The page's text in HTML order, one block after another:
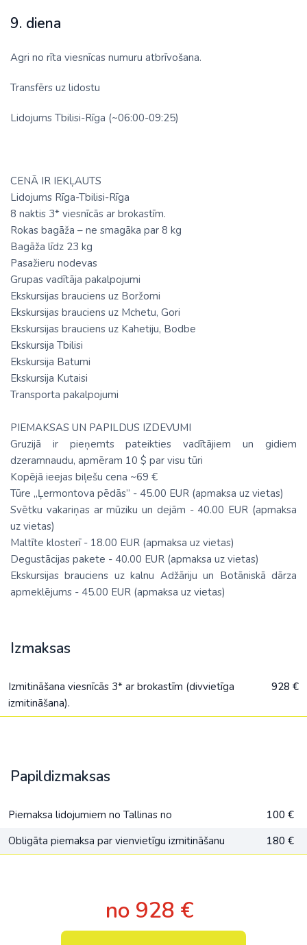
9. diena
Agri no rīta viesnīcas numuru atbrīvošana.
Transfērs uz lidostu
Lidojums Tbilisi-Rīga (~06:00-09:25)
CENĀ IR IEKĻAUTS
Lidojums Rīga-Tbilisi-Rīga
8 naktis 3* viesnīcās ar brokastīm.
Rokas bagāža – ne smagāka par 8 kg
Bagāža līdz 23 kg
Pasažieru nodevas
Grupas vadītāja pakalpojumi
Ekskursijas brauciens uz Boržomi
Ekskursijas brauciens uz Mchetu, Gori
Ekskursijas brauciens uz Kahetiju, Bodbe
Ekskursija Tbilisi
Ekskursija Batumi
Ekskursija Kutaisi
Transporta pakalpojumi
PIEMAKSAS UN PAPILDUS IZDEVUMI
Gruzijā ir pieņemts pateikties vadītājiem un gidiem
dzeramnaudu, apmēram 10 $ par visu tūri
Kopējā ieejas biļešu cena ~69 €
Tūre „Ļermontova pēdās” - 45.00 EUR (apmaksa uz vietas)
Svētku vakariņas ar mūziku un dejām - 40.00 EUR (apmaksa
uz vietas)
Maltīte klosterī - 18.00 EUR (apmaksa uz vietas)
Degustācijas pakete - 40.00 EUR (apmaksa uz vietas)
Ekskursijas brauciens uz kalnu Adžāriju un Botāniskā dārza
apmeklējums - 45.00 EUR (apmaksa uz vietas)
Izmaksas
Izmitināšana viesnīcās 3* ar brokastīm (divvietīga
izmitināšana).
928 €
Papildizmaksas
Piemaksa lidojumiem no Tallinas no
100 €
Obligāta piemaksa par vienvietīgu izmitināšanu
180 €
no 928 €